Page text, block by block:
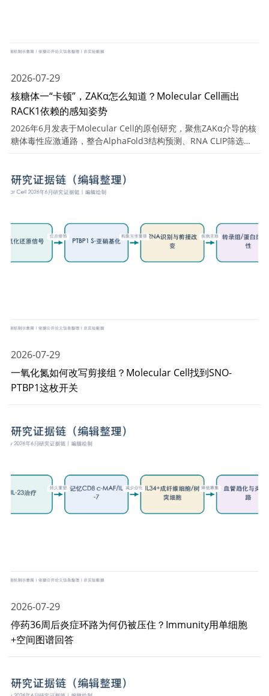
2026-07-29
核糖体一“卡顿”，ZAKα怎么知道？Molecular Cell画出
RACK1依赖的感知姿势
2026年6月发表于Molecular Cell的原创研究，聚焦ZAKα介导的核
糖体毒性应激通路，整合AlphaFold3结构预测、RNA CLIP筛选、
核糖体互作验证、结构域突变及自磷酸化检测，精准阐明ZAKα通
分子机制。
2026-07-29
一氧化氮如何改写剪接组？Molecular Cell找到SNO-
PTBP1这枚开关
2026-07-29
停药36周后炎症环路为何仍被压住？Immunity用单细胞
+空间图谱回答